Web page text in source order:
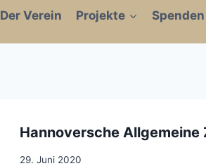
Der Verein Projekte Spenden
Hannoversche
29. Juni 2020